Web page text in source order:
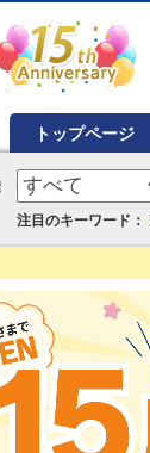
トップページ
注目のキーワード：